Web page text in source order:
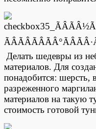
Делать шедевры из
материалов. Для
понадобится: шерсть,
разреженного
материалов на такую
стоимость готовой